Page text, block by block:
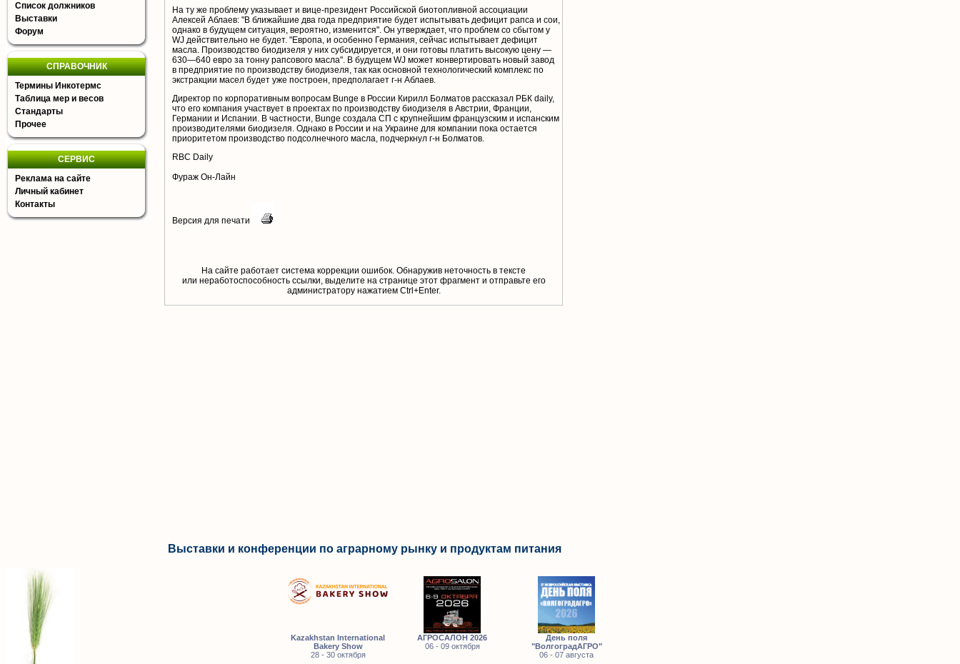
Список должников
Выставки
Форум
СПРАВОЧНИК
Термины Инкотермс
Таблица мер и весов
Стандарты
Прочее
СЕРВИС
Реклама на сайте
Личный кабинет
Контакты
На ту же проблему указывает и вице-президент Российской биотопливной ассоциации
Алексей Аблаев: "В ближайшие два года предприятие будет испытывать дефицит рапса и сои,
однако в будущем ситуация, вероятно, изменится". Он утверждает, что проблем со сбытом у
WJ действительно не будет. "Европа, и особенно Германия, сейчас испытывает дефицит
масла. Производство биодизеля у них субсидируется, и они готовы платить высокую цену —
630—640 евро за тонну рапсового масла". В будущем WJ может конвертировать новый завод
в предприятие по производству биодизеля, так как основной технологический комплекс по
экстракции масел будет уже построен, предполагает г-н Аблаев.
Директор по корпоративным вопросам Bunge в России Кирилл Болматов рассказал РБК daily,
что его компания участвует в проектах по производству биодизеля в Австрии, Франции,
Германии и Испании. В частности, Bunge создала СП с крупнейшим французским и испанским
производителями биодизеля. Однако в России и на Украине для компании пока остается
приоритетом производство подсолнечного масла, подчеркнул г-н Болматов.
RBC Daily
Фураж Он-Лайн
Версия для печати
На сайте работает система коррекции ошибок. Обнаружив неточность в тексте
или неработоспособность ссылки, выделите на странице этот фрагмент и отправьте его
aдминистратору нажатием Ctrl+Enter.
Выставки и конференции по аграрному рынку и продуктам питания
Kazakhstan International
Bakery Show
28 - 30 октября
АГРОСАЛОН 2026
06 - 09 октября
День поля
"ВолгоградАГРО"
06 - 07 августа